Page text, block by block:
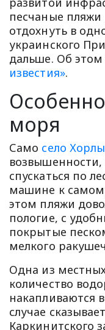
песчаные
отдохнуть в
украинского
дальше. Об
известия».
моря
Само село Хорлы
спускаться по
машине к
этом пляжи
пологие, с
покрытые
мелкого
Одна из
количество
накапливаются
случае
Каркинитского